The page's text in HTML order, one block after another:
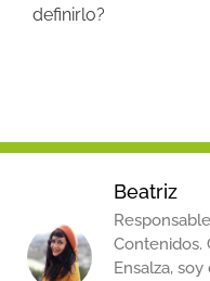
definirlo?
Beatriz
Contenidos.
Ensalza,